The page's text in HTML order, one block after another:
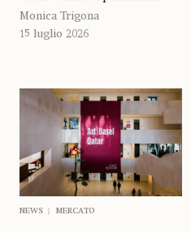
Monica Trigona
15 luglio 2026
NEWS MERCATO